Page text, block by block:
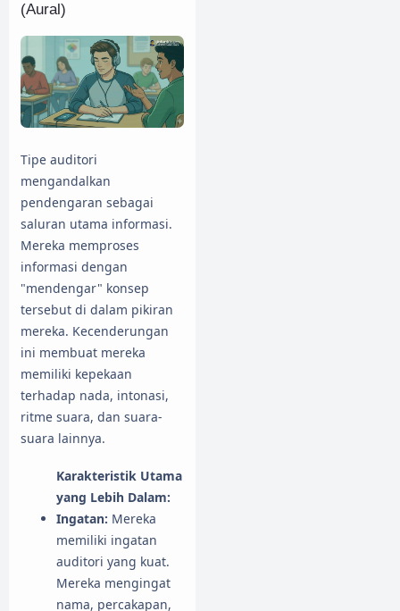
(Aural)
Tipe auditori
mengandalkan
pendengaran sebagai
saluran utama informasi.
Mereka memproses
informasi dengan
"mendengar" konsep
tersebut di dalam pikiran
mereka. Kecenderungan
ini membuat mereka
memiliki kepekaan
terhadap nada, intonasi,
ritme suara, dan suara-
suara lainnya.
Karakteristik Utama
yang Lebih Dalam:
Ingatan: Mereka
memiliki ingatan
auditori yang kuat.
Mereka mengingat
nama, percakapan,